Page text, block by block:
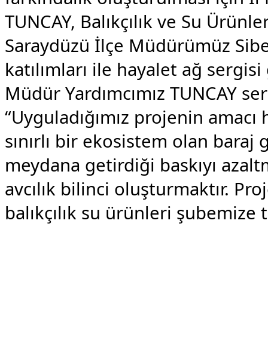
TUNCAY, Balıkçılık ve Su
Saraydüzü İlçe Müdürümüz
katılımları ile hayalet ağ
Müdür Yardımcımız TUNCAY
“Uyguladığımız projenin
sınırlı bir ekosistem olan
meydana getirdiği baskıyı
avcılık bilinci oluşturmaktır.
balıkçılık su ürünleri